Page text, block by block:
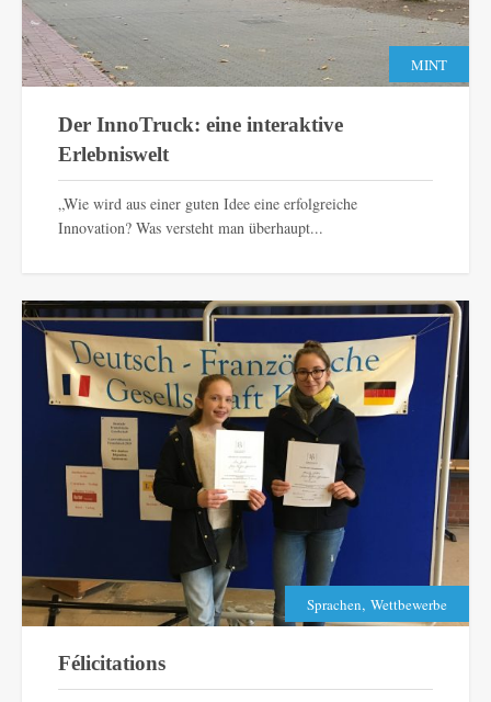
MINT
Der InnoTruck: eine interaktive
Erlebniswelt
„Wie wird aus einer guten Idee eine erfolgreiche
Innovation? Was versteht man überhaupt...
Sprachen, Wettbewerbe
Félicitations